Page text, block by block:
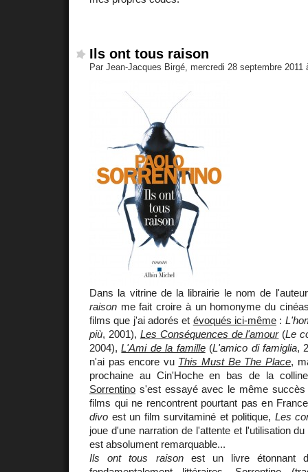
Ils ont tous raison
Par Jean-Jacques Birgé, mercredi 28 septembre
Dans la vitrine de la librairie le nom de
raison me fait croire à un homonyme du
films que j'ai adorés et évoqués ici-même :
più, 2001), Les Conséquences de l'amour(Le
2004),L'Ami de la famille(L'amico di famiglia,
n'ai pas encore vu This Must Be The Place,
prochaine au Cin'Hoche en bas de la
Sorrentino s'est essayé avec le même
films qui ne rencontrent pourtant pas en
divo est un film survitaminé et politique, Les
joue d'une narration de l'attente et l'utilisation
est absolument remarquable...
Ils ont tous raisonest un livre étonnant